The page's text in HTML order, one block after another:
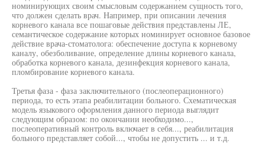
номинирующих своим смысловым содержанием сущность того,
что должен сделать врач. Например, при описании лечения
корневого канала все пошаговые действия представлены ЛЕ,
семантическое содержание которых номинирует основное базовое
действие врача-стоматолога: обеспечение доступа к корневому
каналу, обезболивание, определение длины корневого канала,
обработка корневого канала, дезинфекция корневого канала,
пломбирование корневого канала.
Третья фаза - фаза заключительного (послеоперационного)
периода, то есть этапа реабилитации больного. Схематическая
модель языкового оформления данного периода выглядит
следующим образом: по окончании необходимо...,
послеоперативный контроль включает в себя..., реабилитация
больного представляет собой..., чтобы не допустить ... и т.д.